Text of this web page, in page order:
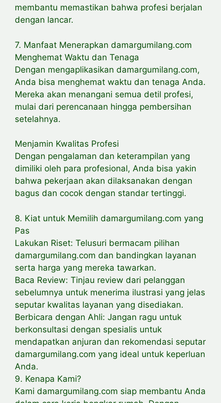
membantu memastikan bahwa profesi berjalan
dengan lancar.
7. Manfaat Menerapkan damargumilang.com
Menghemat Waktu dan Tenaga
Dengan mengaplikasikan damargumilang.com,
Anda bisa menghemat waktu dan tenaga Anda.
Mereka akan menangani semua detil profesi,
mulai dari perencanaan hingga pembersihan
setelahnya.
Menjamin Kwalitas Profesi
Dengan pengalaman dan keterampilan yang
dimiliki oleh para profesional, Anda bisa yakin
bahwa pekerjaan akan dilaksanakan dengan
bagus dan cocok dengan standar tertinggi.
8. Kiat untuk Memilih damargumilang.com yang
Pas
Lakukan Riset: Telusuri bermacam pilihan
damargumilang.com dan bandingkan layanan
serta harga yang mereka tawarkan.
Baca Review: Tinjau review dari pelanggan
sebelumnya untuk menerima ilustrasi yang jelas
seputar kwalitas layanan yang disediakan.
Berbicara dengan Ahli: Jangan ragu untuk
berkonsultasi dengan spesialis untuk
mendapatkan anjuran dan rekomendasi seputar
damargumilang.com yang ideal untuk keperluan
Anda.
9. Kenapa Kami?
Kami damargumilang.com siap membantu Anda